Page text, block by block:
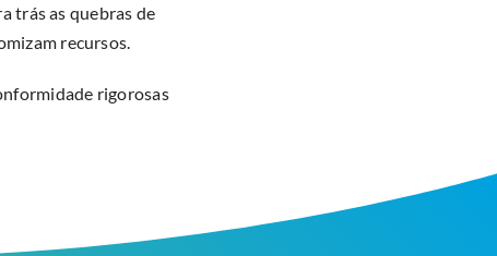
trás as quebras de
recursos.
rigorosas